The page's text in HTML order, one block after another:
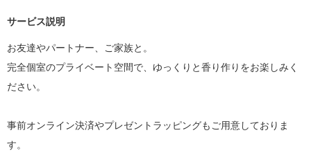
サービス説明
お友達やパートナー、ご家族と。
完全個室のプライベート空間で、ゆっくりと香り作りをお楽しみく
ださい。
事前オンライン決済やプレゼントラッピングもご用意しておりま
す。